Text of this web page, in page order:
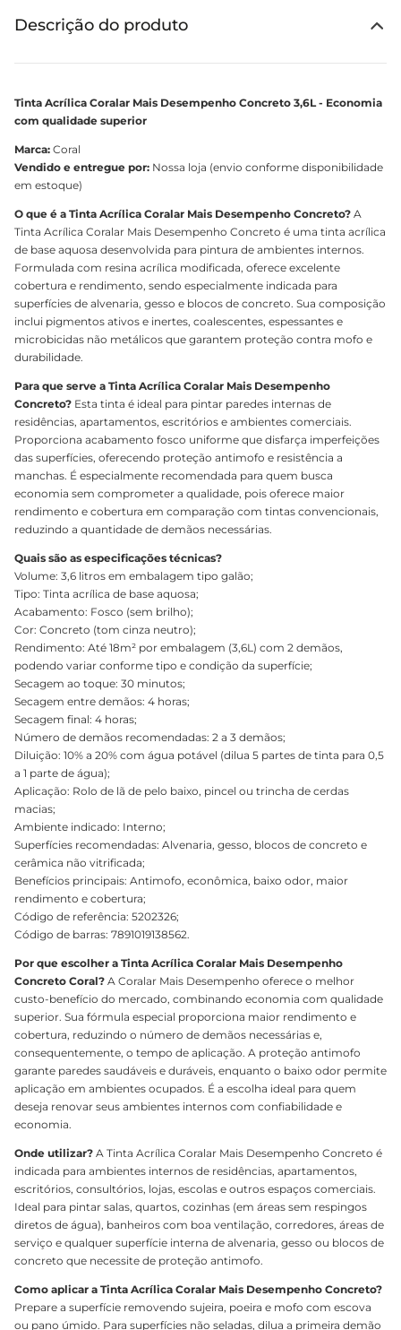
Descrição do produto
Tinta Acrílica Coralar Mais Desempenho Concreto 3,6L - Economia
com qualidade superior
Marca: Coral
Vendido e entregue por: Nossa loja (envio conforme disponibilidade
em estoque)
O que é a Tinta Acrílica Coralar Mais Desempenho Concreto? A
Tinta Acrílica Coralar Mais Desempenho Concreto é uma tinta acrílica
de base aquosa desenvolvida para pintura de ambientes internos.
Formulada com resina acrílica modificada, oferece excelente
cobertura e rendimento, sendo especialmente indicada para
superfícies de alvenaria, gesso e blocos de concreto. Sua composição
inclui pigmentos ativos e inertes, coalescentes, espessantes e
microbicidas não metálicos que garantem proteção contra mofo e
durabilidade.
Para que serve a Tinta Acrílica Coralar Mais Desempenho
Concreto? Esta tinta é ideal para pintar paredes internas de
residências, apartamentos, escritórios e ambientes comerciais.
Proporciona acabamento fosco uniforme que disfarça imperfeições
das superfícies, oferecendo proteção antimofo e resistência a
manchas. É especialmente recomendada para quem busca
economia sem comprometer a qualidade, pois oferece maior
rendimento e cobertura em comparação com tintas convencionais,
reduzindo a quantidade de demãos necessárias.
Quais são as especificações técnicas?
Volume: 3,6 litros em embalagem tipo galão;
Tipo: Tinta acrílica de base aquosa;
Acabamento: Fosco (sem brilho);
Cor: Concreto (tom cinza neutro);
Rendimento: Até 18m² por embalagem (3,6L) com 2 demãos,
podendo variar conforme tipo e condição da superfície;
Secagem ao toque: 30 minutos;
Secagem entre demãos: 4 horas;
Secagem final: 4 horas;
Número de demãos recomendadas: 2 a 3 demãos;
Diluição: 10% a 20% com água potável (dilua 5 partes de tinta para 0,5
a 1 parte de água);
Aplicação: Rolo de lã de pelo baixo, pincel ou trincha de cerdas
macias;
Ambiente indicado: Interno;
Superfícies recomendadas: Alvenaria, gesso, blocos de concreto e
cerâmica não vitrificada;
Benefícios principais: Antimofo, econômica, baixo odor, maior
rendimento e cobertura;
Código de referência: 5202326;
Código de barras: 7891019138562.
Por que escolher a Tinta Acrílica Coralar Mais Desempenho
Concreto Coral? A Coralar Mais Desempenho oferece o melhor
custo-benefício do mercado, combinando economia com qualidade
superior. Sua fórmula especial proporciona maior rendimento e
cobertura, reduzindo o número de demãos necessárias e,
consequentemente, o tempo de aplicação. A proteção antimofo
garante paredes saudáveis e duráveis, enquanto o baixo odor permite
aplicação em ambientes ocupados. É a escolha ideal para quem
deseja renovar seus ambientes internos com confiabilidade e
economia.
Onde utilizar? A Tinta Acrílica Coralar Mais Desempenho Concreto é
indicada para ambientes internos de residências, apartamentos,
escritórios, consultórios, lojas, escolas e outros espaços comerciais.
Ideal para pintar salas, quartos, cozinhas (em áreas sem respingos
diretos de água), banheiros com boa ventilação, corredores, áreas de
serviço e qualquer superfície interna de alvenaria, gesso ou blocos de
concreto que necessite de proteção antimofo.
Como aplicar a Tinta Acrílica Coralar Mais Desempenho Concreto?
Prepare a superfície removendo sujeira, poeira e mofo com escova
ou pano úmido. Para superfícies não seladas, dilua a primeira demão